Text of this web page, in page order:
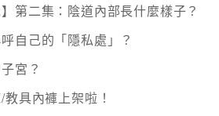
】第二集：陰道內部長什麼樣子？
自己的「隱私處」？
宮？
具內褲上架啦！